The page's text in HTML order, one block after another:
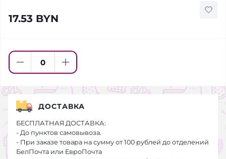
17.53 BYN
ДОСТАВКА
БЕСПЛАТНАЯ ДОСТАВКА:
- До пунктов самовывоза.
- При заказе товара на сумму от 100 рублей до отделений
БелПочта или ЕвроПочта